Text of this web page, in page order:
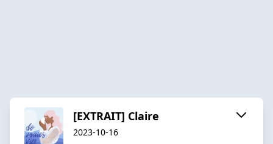
[EXTRAIT] Claire
2023-10-16